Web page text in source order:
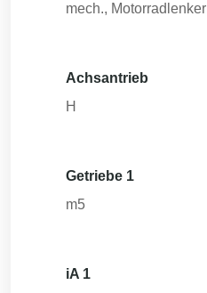
mech., Motorradlenker
Achsantrieb
H
Getriebe 1
m5
iA 1